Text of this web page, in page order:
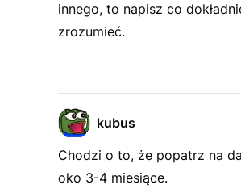
innego, to napisz co
zrozumieć.
kubus
Chodzi o to, że popatrz na
oko 3-4 miesiące.